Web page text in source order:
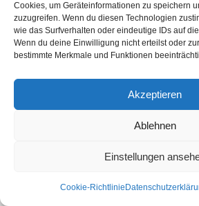
Cookies, um Geräteinformationen zu speichern
zuzugreifen. Wenn du diesen Technologien
wie das Surfverhalten oder eindeutige IDs auf
Wenn du deine Einwilligung nicht erteilst oder
bestimmte Merkmale und Funktionen
Akzeptieren
Ablehnen
Einstellungen
Cookie-Richtlinie
HAMM (Öztürk) Onyedi yıldır Alarm ve Video
gösteren ve Almanya genelinde şirketlere Kamera
Safe24, hizmet yelpazesinde (Portfoyosunu)
Datenschutzerklärung